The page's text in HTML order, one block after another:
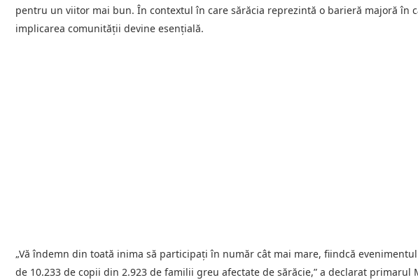
pentru un viitor mai bun. În contextul în care sărăcia reprezintă o barieră majoră în
implicarea comunității devine esențială.
„Vă îndemn din toată inima să participaţi în număr cât mai mare, fiindcă
de 10.233 de copii din 2.923 de familii greu afectate de sărăcie,” a declarat